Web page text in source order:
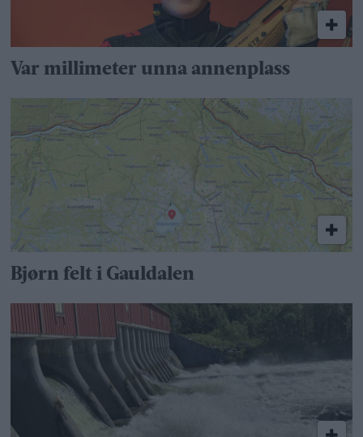
Var millimeter unna annenplass
Bjørn felt i Gauldalen